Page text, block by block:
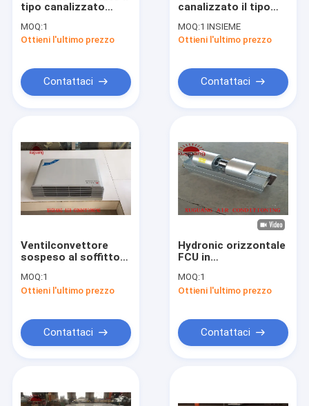
Prodotti
tipo canalizzato
raffreddato
condizionatore d'aria
MOQ:1
Ottieni l'ultimo prezzo
Contattaci
canalizzato il tipo
FCU dell'acqua con la
bobina di alluminio
MOQ:1 INSIEME
Ottieni l'ultimo prezzo
Contattaci
Ventilconvettore
sospeso al soffitto
condizionamento
d'aria raffreddato
MOQ:1
Ottieni l'ultimo prezzo
Contattaci
Hydronic orizzontale
FCU in
trasportatore del
sistema di HVAC per
MOQ:1
Ottieni l'ultimo prezzo
Contattaci